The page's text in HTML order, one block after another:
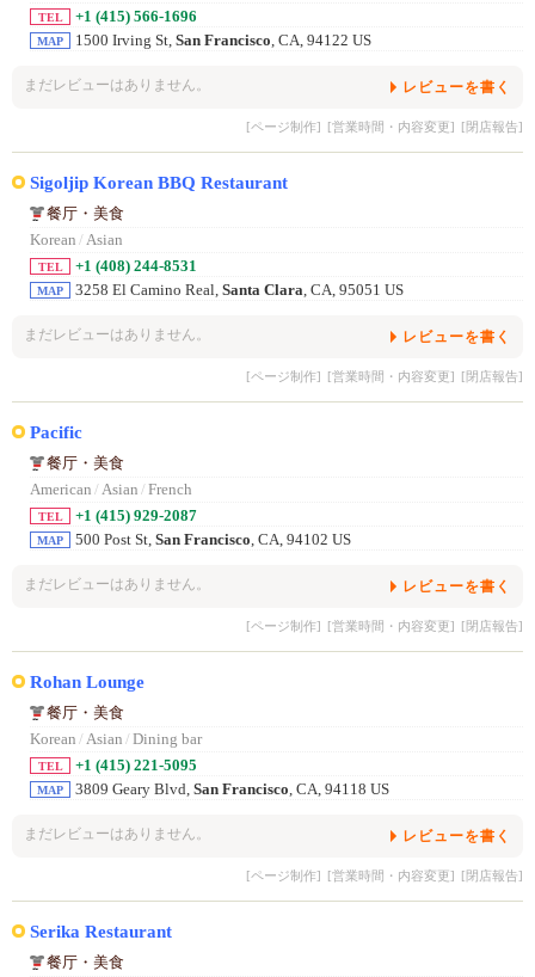
TEL +1 (415) 566-1696
MAP 1500 Irving St, San Francisco, CA, 94122 US
まだレビューはありません。 レビューを書く
[ページ制作] [営業時間・内容変更] [閉店報告]
Sigoljip Korean BBQ Restaurant
餐厅・美食
Korean / Asian
TEL +1 (408) 244-8531
MAP 3258 El Camino Real, Santa Clara, CA, 95051 US
まだレビューはありません。 レビューを書く
[ページ制作] [営業時間・内容変更] [閉店報告]
Pacific
餐厅・美食
American / Asian / French
TEL +1 (415) 929-2087
MAP 500 Post St, San Francisco, CA, 94102 US
まだレビューはありません。 レビューを書く
[ページ制作] [営業時間・内容変更] [閉店報告]
Rohan Lounge
餐厅・美食
Korean / Asian / Dining bar
TEL +1 (415) 221-5095
MAP 3809 Geary Blvd, San Francisco, CA, 94118 US
まだレビューはありません。 レビューを書く
[ページ制作] [営業時間・内容変更] [閉店報告]
Serika Restaurant
餐厅・美食